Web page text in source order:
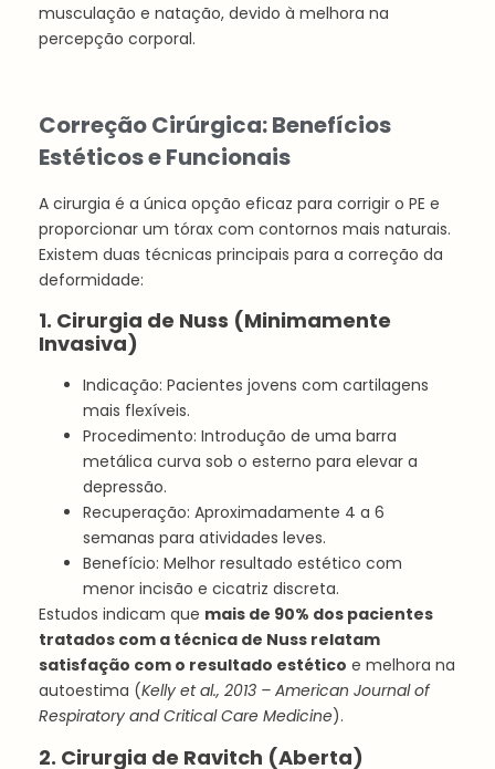
musculação e natação, devido à melhora na
percepção corporal.
Correção Cirúrgica: Benefícios
Estéticos e Funcionais
A cirurgia é a única opção eficaz para corrigir o PE e
proporcionar um tórax com contornos mais naturais.
Existem duas técnicas principais para a correção da
deformidade:
1. Cirurgia de Nuss (Minimamente
Invasiva)
Indicação: Pacientes jovens com cartilagens
mais flexíveis.
Procedimento: Introdução de uma barra
metálica curva sob o esterno para elevar a
depressão.
Recuperação: Aproximadamente 4 a 6
semanas para atividades leves.
Benefício: Melhor resultado estético com
menor incisão e cicatriz discreta.
Estudos indicam que mais de 90% dos pacientes
tratados com a técnica de Nuss relatam
satisfação com o resultado estético e melhora na
autoestima (Kelly et al., 2013 – American Journal of
Respiratory and Critical Care Medicine).
2. Cirurgia de Ravitch (Aberta)